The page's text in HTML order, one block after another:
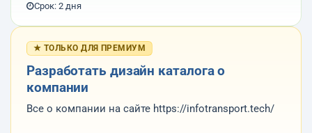
Срок: 2 дня
★ ТОЛЬКО ДЛЯ ПРЕМИУМ
Разработать дизайн каталога о
компании
Все о компании на сайте https://infotransport.tech/